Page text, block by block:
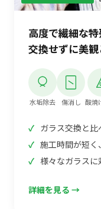
高度で繊細な
交換せずに美
水垢除去 傷消し 酸焼
ガラス交換と
施工時間が短く
様々なガラスに
詳細を見る →